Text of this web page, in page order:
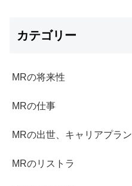
カテゴリー
MRの将来性
MRの仕事
MRの出世、キャリアプラン
MRのリストラ